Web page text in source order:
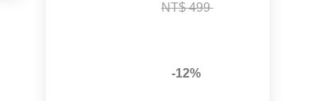
NT$ 499
-12%